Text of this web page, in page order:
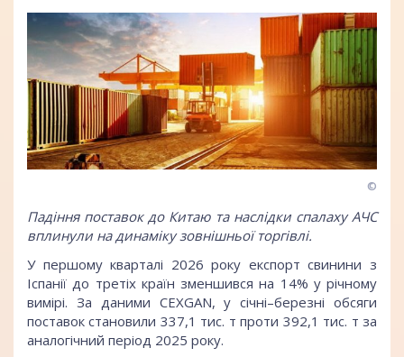
©
Падіння поставок до Китаю та наслідки спалаху АЧС
вплинули на динаміку зовнішньої торгівлі.
У першому кварталі 2026 року експорт свинини з
Іспанії до третіх країн зменшився на 14% у річному
вимірі. За даними CEXGAN, у січні–березні обсяги
поставок становили 337,1 тис. т проти 392,1 тис. т за
аналогічний період 2025 року.